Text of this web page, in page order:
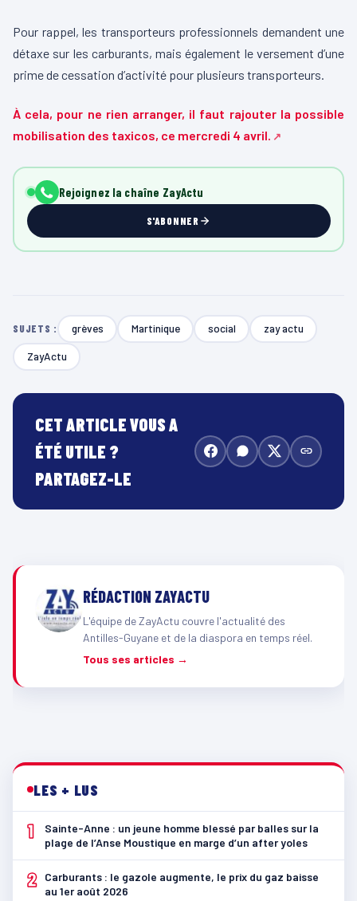
Pour rappel, les transporteurs professionnels demandent une
détaxe sur les carburants, mais également le versement d’une
prime de cessation d’activité pour plusieurs transporteurs.
À cela, pour ne rien arranger, il faut rajouter la possible
mobilisation des taxicos, ce mercredi 4 avril.
Rejoignez la chaîne ZayActu
S'ABONNER
SUJETS : grèves Martinique social zay actu
ZayActu
CET ARTICLE VOUS A
ÉTÉ UTILE ?
PARTAGEZ-LE
RÉDACTION ZAYACTU
L'équipe de ZayActu couvre l'actualité des
Antilles-Guyane et de la diaspora en temps réel.
Tous ses articles →
LES + LUS
1
Sainte-Anne : un jeune homme blessé par balles sur la
plage de l’Anse Moustique en marge d’un after yoles
2
Carburants : le gazole augmente, le prix du gaz baisse
au 1er août 2026